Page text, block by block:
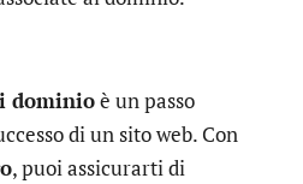
dominioè un passo
di un sito web. Con
, puoi assicurarti di